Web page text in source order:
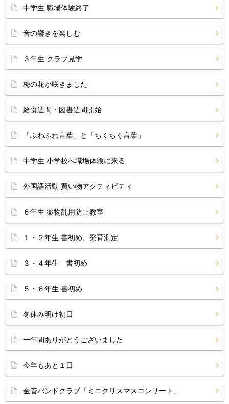
中学生 職場体験終了
音の響きを楽しむ
３年生 クラブ見学
梅の花が咲きました
給食週間・図書週間開始
「ふわふわ言葉」と「ちくちく言葉」
中学生 小学校へ職場体験に来る
外国語活動 買い物アクティビティ
６年生 薬物乱用防止教室
１・２年生 書初め、発育測定
３・４年生 書初め
５・６年生 書初め
冬休み明け初日
一年間ありがとうございました
今年もあと１日
金管バンドクラブ「ミニクリスマスコンサート」